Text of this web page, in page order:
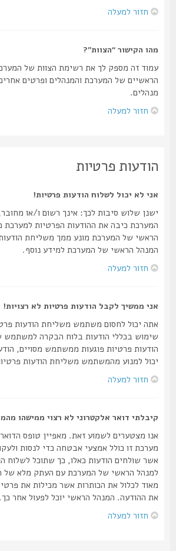
חזור למעלה
מהו הקישור “הצוות”?
עמוד זה מספק לך את רשימת הצוות של המערכת,
הראשיים של המערכת והמנהלים ופרטים אחרים
מנהלים.
חזור למעלה
הודעות פרטיות
אני לא יכול לשלוח הודעות פרטיות!
ישנן שלוש סיבות לכך: אינך רשום ו/או מחובר,
המערכת כיבה את ההודעות הפרטיות למערכת
הראשי של המערכת מונע ממך משליחת הודעות.
המנהל הראשי של המערכת למידע נוסף.
חזור למעלה
אני ממשיך לקבל הודעות פרטיות לא רצויות!
אתה יכול לחסום משתמש משליחת הודעות פרטיות
שימוש בכללי הודעות בלוח הבקרה למשתמש
הודעות פרטיות פוגעות ממשתמש מסויים, הודע
יכול למנוע מהמשתמש משליחת הודעות פרטיות.
חזור למעלה
קיבלתי דואר אלקטרוני לא רצוי ממישהו
אנו מצטערים לשמוע זאת. מאפיין טופס הדואר
מערכת זו כולל אמצעי אבטחה כדי לנסות ולעקוב
אשר שולחים הודעות כאלו, כך שתוכל לשלוח
למנהל הראשי של המערכת עם העתק מלא של
מאוד לכלול את הכותרות אשר מכילות את פרטי
את ההודעה. המנהל הראשי יוכל לפעול אחר כך.
חזור למעלה